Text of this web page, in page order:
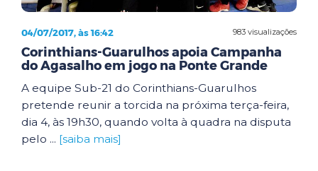
983 visualizações
04/07/2017, às 16:42
Corinthians-Guarulhos apoia Campanha
do Agasalho em jogo na Ponte Grande
A equipe Sub-21 do Corinthians-Guarulhos
pretende reunir a torcida na próxima terça-feira,
dia 4, às 19h30, quando volta à quadra na disputa
pelo ... [saiba mais]